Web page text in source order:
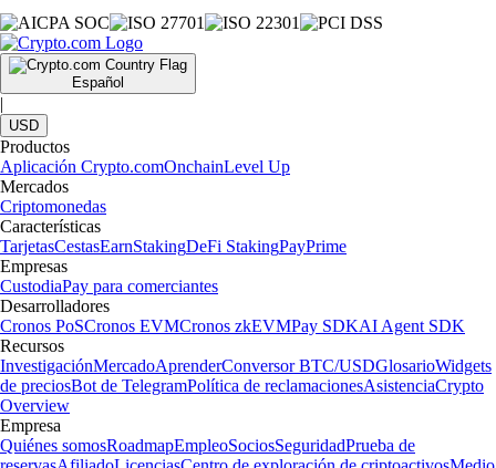
Español
|
USD
Productos
Aplicación Crypto.comOnchainLevel Up
Mercados
Criptomonedas
Características
TarjetasCestasEarnStakingDeFi StakingPayPrime
Empresas
CustodiaPay para comerciantes
Desarrolladores
Cronos PoSCronos EVMCronos zkEVMPay SDKAI Agent SDK
Recursos
InvestigaciónMercadoAprenderConversor BTC/USDGlosarioWidgets
de preciosBot de TelegramPolítica de reclamacionesAsistenciaCrypto
Overview
Empresa
Quiénes somosRoadmapEmpleoSociosSeguridadPrueba de